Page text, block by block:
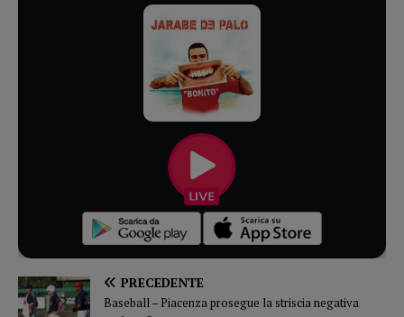
PRECEDENTE
Baseball – Piacenza prosegue la striscia negativa